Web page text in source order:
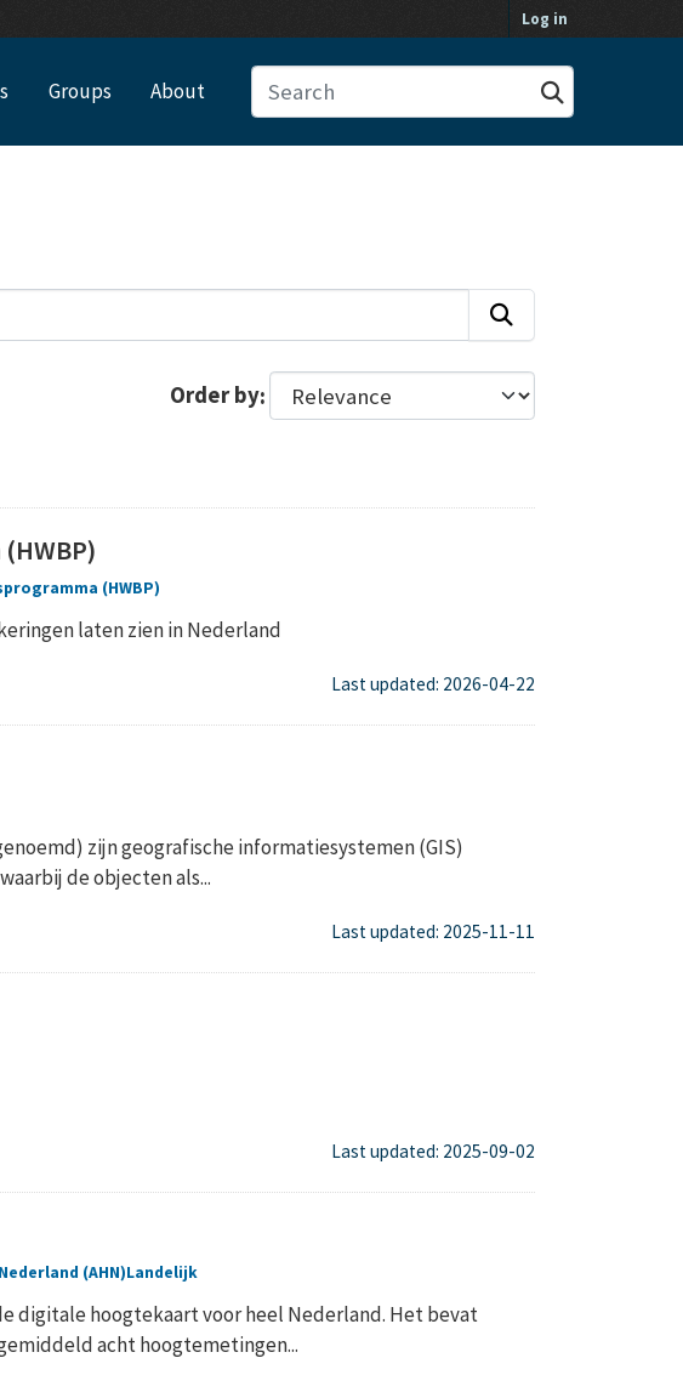
Log in
Groups About
Order by
(HWBP)
laten zien in Nederland
Last updated: 2026-04-22
zijn geografische informatiesystemen (GIS)
de objecten als...
Last updated: 2025-11-11
Last updated: 2025-09-02
(AHN)Landelijk
digitale hoogtekaart voor heel Nederland. Het bevat
acht hoogtemetingen...